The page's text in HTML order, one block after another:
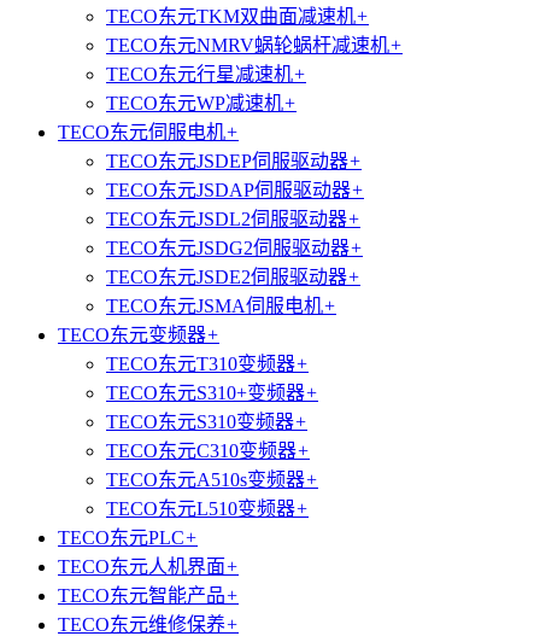
TECO东元TKM双曲面减速机+
TECO东元NMRV蜗轮蜗杆减速机+
TECO东元行星减速机+
TECO东元WP减速机+
TECO东元伺服电机+
TECO东元JSDEP伺服驱动器+
TECO东元JSDAP伺服驱动器+
TECO东元JSDL2伺服驱动器+
TECO东元JSDG2伺服驱动器+
TECO东元JSDE2伺服驱动器+
TECO东元JSMA伺服电机+
TECO东元变频器+
TECO东元T310变频器+
TECO东元S310+变频器+
TECO东元S310变频器+
TECO东元C310变频器+
TECO东元A510s变频器+
TECO东元L510变频器+
TECO东元PLC+
TECO东元人机界面+
TECO东元智能产品+
TECO东元维修保养+